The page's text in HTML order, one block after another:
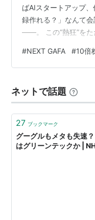
ばAIスタートアップ
録作れる？」なんて
——。 この“熱狂”をた
見たことあるんです。
の“AI”が重なる 思い
かに牙を研いでいた
Amazon。Facebook
#NEXT GAFA #10倍
ネットで話題
27 ブックマーク
グーグルもメタも失速
はグリーンテックか |